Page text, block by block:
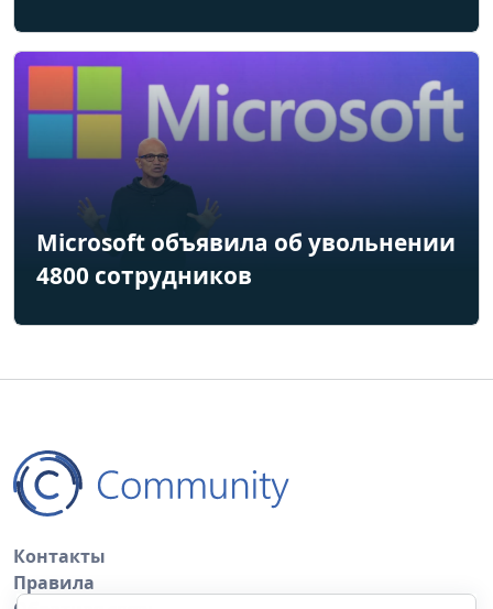
Microsoft объявила об увольнении
4800 сотрудников
Контакты
Правила